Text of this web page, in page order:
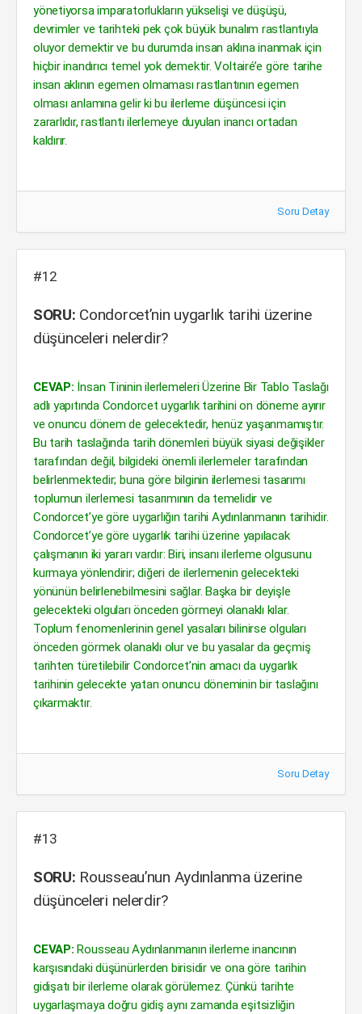
yönetiyorsa imparatorlukların yükselişi ve düşüşü,
devrimler ve tarihteki pek çok büyük bunalım rastlantıyla
oluyor demektir ve bu durumda insan aklına inanmak için
hiçbir inandırıcı temel yok demektir. Voltairé’e göre tarihe
insan aklının egemen olmaması rastlantının egemen
olması anlamına gelir ki bu ilerleme düşüncesi için
zararlıdır, rastlantı ilerlemeye duyulan inancı ortadan
kaldırır.
Soru Detay
#12
SORU: Condorcet’nin uygarlık tarihi üzerine
düşünceleri nelerdir?
CEVAP: İnsan Tininin ilerlemeleri Üzerine Bir Tablo Taslağı
adlı yapıtında Condorcet uygarlık tarihini on döneme ayırır
ve onuncu dönem de gelecektedir, henüz yaşanmamıştır.
Bu tarih taslağında tarih dönemleri büyük siyasi değişikler
tarafından değil, bilgideki önemli ilerlemeler tarafından
belirlenmektedir; buna göre bilginin ilerlemesi tasarımı
toplumun ilerlemesi tasarımının da temelidir ve
Condorcet’ye göre uygarlığın tarihi Aydınlanmanın tarihidir.
Condorcet’ye göre uygarlık tarihi üzerine yapılacak
çalışmanın iki yararı vardır: Biri, insanı ilerleme olgusunu
kurmaya yönlendirir; diğeri de ilerlemenin gelecekteki
yönünün belirlenebilmesini sağlar. Başka bir deyişle
gelecekteki olguları önceden görmeyi olanaklı kılar.
Toplum fenomenlerinin genel yasaları bilinirse olguları
önceden görmek olanaklı olur ve bu yasalar da geçmiş
tarihten türetilebilir Condorcet’nin amacı da uygarlık
tarihinin gelecekte yatan onuncu döneminin bir taslağını
çıkarmaktır.
Soru Detay
#13
SORU: Rousseau’nun Aydınlanma üzerine
düşünceleri nelerdir?
CEVAP: Rousseau Aydınlanmanın ilerleme inancının
karşısındaki düşünürlerden birisidir ve ona göre tarihin
gidişatı bir ilerleme olarak görülemez. Çünkü tarihte
uygarlaşmaya doğru gidiş aynı zamanda eşitsizliğin